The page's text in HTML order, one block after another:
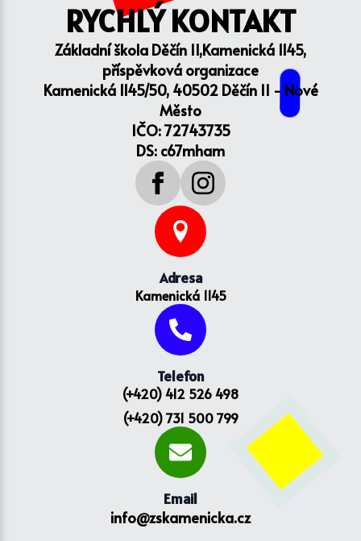
RYCHLÝ KONTAKT
Základní škola Děčín II,Kamenická 1145,
příspěvková organizace
Kamenická 1145/50, 40502 Děčín II - Nové
Město
IČO: 72743735
DS: c67mham
Adresa
Kamenická 1145
Telefon
(+420) 412 526 498
(+420) 731 500 799
Email
info@zskamenicka.cz